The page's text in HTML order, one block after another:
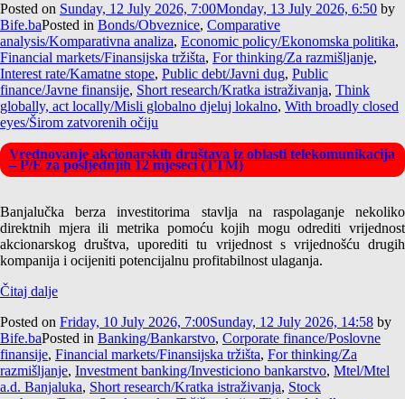
Posted on Sunday, 12 July 2026, 7:00Monday, 13 July 2026, 6:50 by
Bife.baPosted in Bonds/Obveznice, Comparative
analysis/Komparativna analiza, Economic policy/Ekonomska politika,
Financial markets/Finansijska tržišta, For thinking/Za razmišljanje,
Interest rate/Kamatne stope, Public debt/Javni dug, Public
finance/Javne finansije, Short research/Kratka istraživanja, Think
globally, act locally/Misli globalno djeluj lokalno, With broadly closed
eyes/Širom zatvorenih očiju
Vrednovanje akcionarskih društava iz oblasti telekomunikacija
– P/E za posljednjih 12 mjeseci (TTM)
Banjalučka berza investitorima stavlja na raspolaganje nekoliko
direktnih mjera ili metrika pomoću kojih mogu odrediti vrijednost
akcionarskog društva, uporediti tu vrijednost s vrijednošću drugih
kompanija i ocijeniti potencijalnu profitabilnost ulaganja.
Čitaj dalje
Posted on Friday, 10 July 2026, 7:00Sunday, 12 July 2026, 14:58 by
Bife.baPosted in Banking/Bankarstvo, Corporate finance/Poslovne
finansije, Financial markets/Finansijska tržišta, For thinking/Za
razmišljanje, Investment banking/Investiciono bankarstvo, Mtel/Mtel
a.d. Banjaluka, Short research/Kratka istraživanja, Stock